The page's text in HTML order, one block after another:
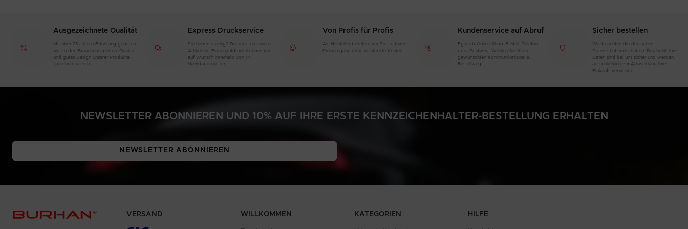
Informationen zum
Ausgezeichnete Qualität
Mit über 25 Jahren Erfahrung gehören
wir zu den Branchenexperten. Qualität
und gutes Design unserer Produkte
sprechen für sich
Express Druckservice
Sie haben es eilig? Die meisten unserer
Artikel mit Firmenaufdruck können wir
auf Wunsch innerhalb von 14
Werktagen liefern
Von Profis für Profis
Als Hersteller beliefern wir Sie zu fairen
Preisen ganz ohne versteckte Kosten
Kundenservice auf Abruf
Egal ob Online-Shop, E-Mail, Telefon
oder Postweg. Wählen Sie Ihren
gewünschten Kommunikations- &
Bestellweg
Sicher bestellen
Wir beachten die deutschen
Datenschutzvorschriften. Das heißt: Ihre
Daten sind bei uns sicher und werden
ausschließlich zur Abwicklung Ihres
Einkaufs verwendet.
NEWSLETTER ABONNIEREN UND 10% AUF IHRE ERSTE KENNZEICHENHALTER-BESTELLUNG ERHALTEN
NEWSLETTER ABONNIEREN
VERSAND WILLKOMMEN KATEGORIEN HILFE